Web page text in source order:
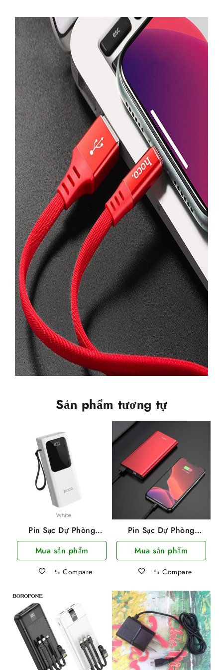
Sản phẩm tương tự
Pin Sạc Dự Phòng
Hoco J41 10000mah
Có LCD Và 3 Cổng Sạc
Mua sản phẩm
⇆ Compare
Pin Sạc Dự Phòng
Hoco J68 10000Mah
Siêu Mỏng
Mua sản phẩm
⇆ Compare